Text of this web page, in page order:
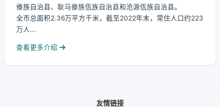
傣族自治县、耿马傣族佤族自治县和沧源佤族自治县。
全市总面积2.36万平方千米，截至2022年末，常住人口约223
万人...
查看更多介绍
友情链接